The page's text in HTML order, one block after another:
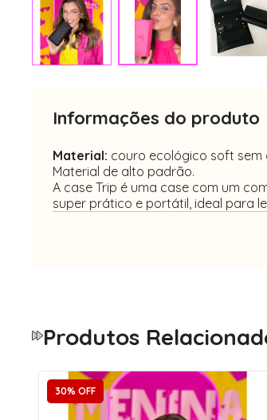
Informações do produto
Material: couro ecológico soft
Material de alto padrão.
A case Trip é uma case com um
super prático e portátil, ideal para
Produtos
30% OFF